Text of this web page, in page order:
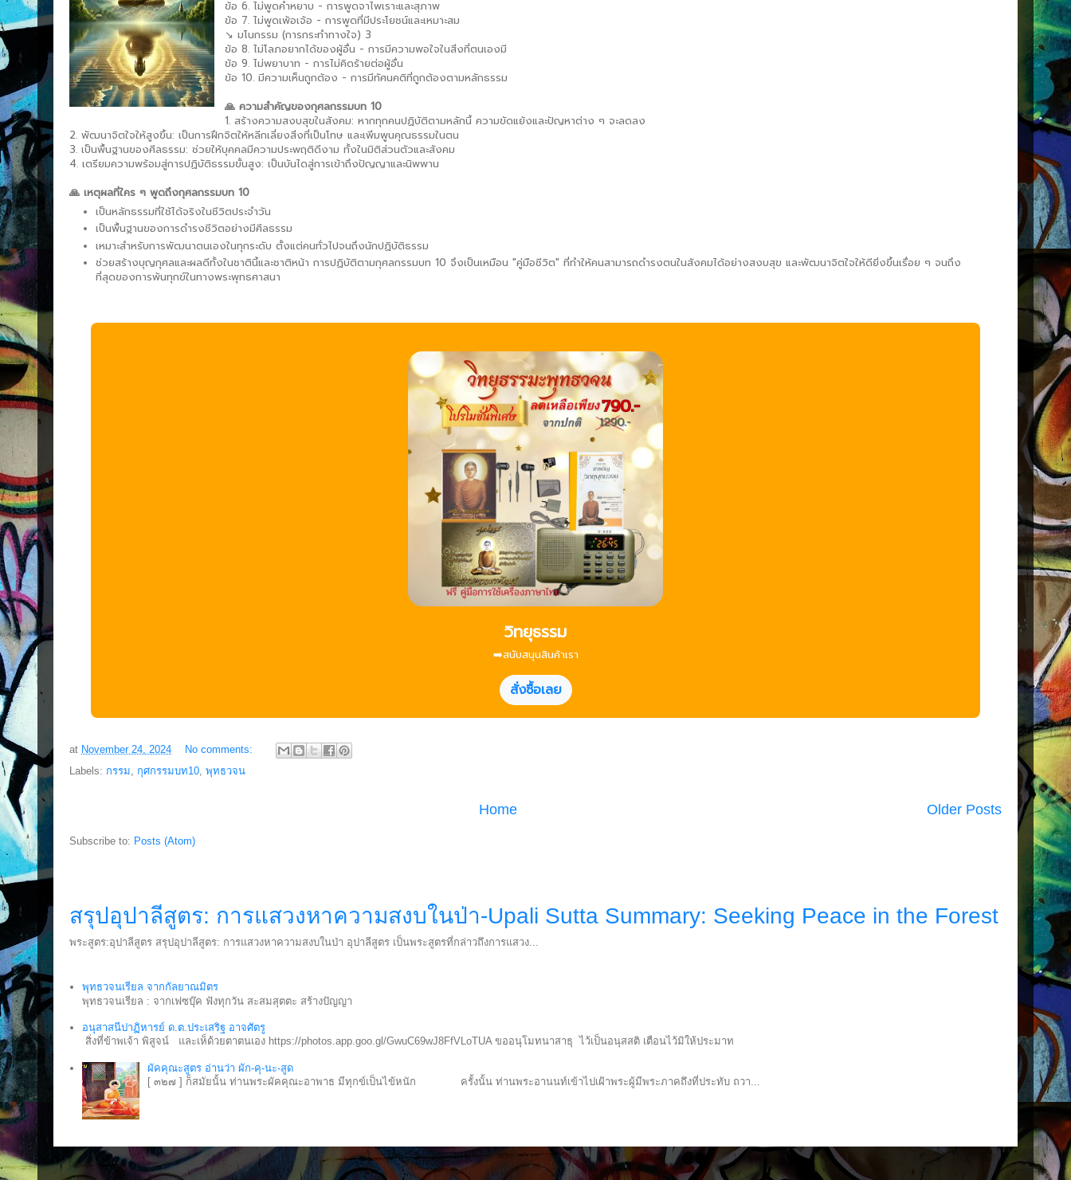
ข้อ 6. ไม่พูดคำหยาบ - การพูดจาไพเราะและสุภาพ
ข้อ 7. ไม่พูดเพ้อเจ้อ - การพูดที่มีประโยชน์และเหมาะสม
↘️ มโนกรรม (การกระทำทางใจ) 3
ข้อ 8. ไม่โลภอยากได้ของผู้อื่น - การมีความพอใจในสิ่งที่ตนเองมี
ข้อ 9. ไม่พยาบาท - การไม่คิดร้ายต่อผู้อื่น
ข้อ 10. มีความเห็นถูกต้อง - การมีทัศนคติที่ถูกต้องตามหลักธรรม
🙏 ความสำคัญของกุศลกรรมบท 10
1. สร้างความสงบสุขในสังคม: หากทุกคนปฏิบัติตามหลักนี้ ความขัดแย้งและปัญหาต่าง ๆ จะลดลง
2. พัฒนาจิตใจให้สูงขึ้น: เป็นการฝึกจิตให้หลีกเลี่ยงสิ่งที่เป็นโทษ และเพิ่มพูนคุณธรรมในตน
3. เป็นพื้นฐานของศีลธรรม: ช่วยให้บุคคลมีความประพฤติดีงาม ทั้งในมิติส่วนตัวและสังคม
4. เตรียมความพร้อมสู่การปฏิบัติธรรมขั้นสูง: เป็นบันไดสู่การเข้าถึงปัญญาและนิพพาน
🙏 เหตุผลที่ใคร ๆ พูดถึงกุศลกรรมบท 10
เป็นหลักธรรมที่ใช้ได้จริงในชีวิตประจำวัน
เป็นพื้นฐานของการดำรงชีวิตอย่างมีศีลธรรม
เหมาะสำหรับการพัฒนาตนเองในทุกระดับ ตั้งแต่คนทั่วไปจนถึงนักปฏิบัติธรรม
ช่วยสร้างบุญกุศลและผลดีทั้งในชาตินี้และชาติหน้า การปฏิบัติตามกุศลกรรมบท 10 จึงเป็นเหมือน "คู่มือชีวิต" ที่ทำให้คนสามารถดำรงตนในสังคมได้อย่างสงบสุข และพัฒนาจิตใจให้ดียิ่งขึ้นเรื่อย ๆ จนถึง
ที่สุดของการพ้นทุกข์ในทางพระพุทธศาสนา
วิทยุธรรม
➡️สนับสนุนสินค้าเรา
สั่งซื้อเลย
at November 24, 2024
No comments:
Labels: กรรม กุศกรรมบท10 พุทธวจน
Older Posts
Home
Subscribe to: Posts (Atom)
สรุปอุปาลีสูตร: การแสวงหาความสงบในป่า-Upali Sutta Summary: Seeking Peace in the Forest
พระสูตร:อุปาลีสูตร สรุปอุปาลีสูตร: การแสวงหาความสงบในป่า อุปาลีสูตร เป็นพระสูตรที่กล่าวถึงการแสวง...
พุทธวจนเรียล จากกัลยาณมิตร
พุทธวจนเรียล : จากเฟซบุ๊ค ฟังทุกวัน สะสมสุตตะ สร้างปัญญา
อนุสาสนีปาฏิหารย์ ด.ต.ประเสริฐ อาจศัตรู
สิ่งที่ข้าพเจ้า พิสูจน์ และเห็ด้วยตาตนเอง https://photos.app.goo.gl/GwuC69wJ8FfVLoTUA ขออนุโมทนาสาธุ ไว้เป็นอนุสสติ เตือนไว้มิให้ประมาท
ผัคคุณะสูตร อ่านว่า ผัก-คุ-นะ-สูด
[ ๓๒๗ ] ก็สมัยนั้น ท่านพระผัคคุณะอาพาธ มีทุกข์เป็นไข้หนัก ครั้งนั้น ท่านพระอานนท์เข้าไปเฝ้าพระผู้มีพระภาคถึงที่ประทับ ถวา...